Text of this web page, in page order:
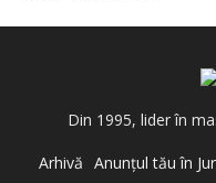
Din 1995, lider în
Arhivă Anunţul tău în